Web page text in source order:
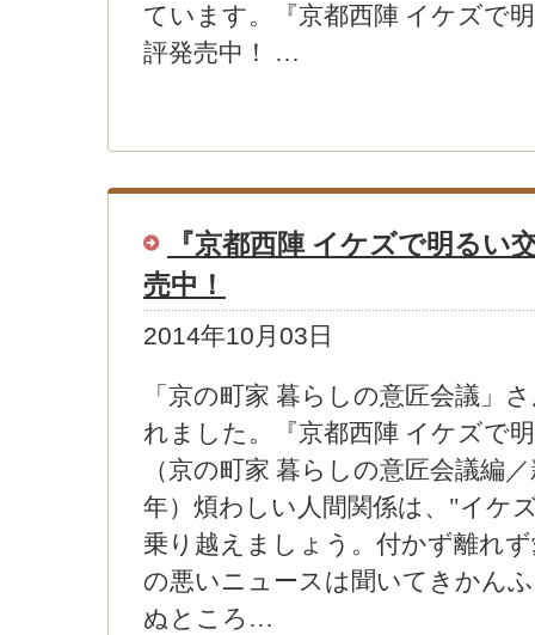
ています。『京都西陣 イケズで
評発売中！ …
『京都西陣 イケズで明るい
売中！
2014年10月03日
「京の町家 暮らしの意匠会議」
れました。『京都西陣 イケズで
（京の町家 暮らしの意匠会議編
年）煩わしい人間関係は、"イケ
乗り越えましょう。付かず離れ
の悪いニュースは聞いてきかん
ぬところ…